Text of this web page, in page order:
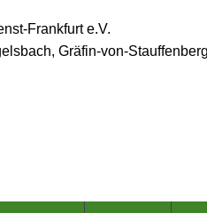
Frankfurt e.V.
Gräfin-von-